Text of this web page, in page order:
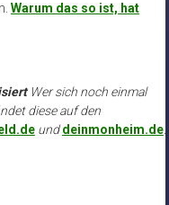
Warum das so ist, hat
Wer sich noch einmal
diese auf den
unddeinmonheim.de.